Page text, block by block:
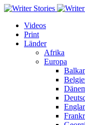
Videos
Print
Länder
Afrika
Europa